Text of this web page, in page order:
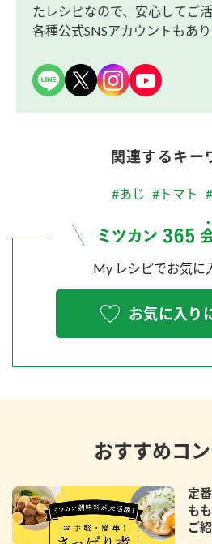
たレシピなので、安心してご
各種公式SNSアカウントもあり
関連するキー
#あじ #トマト
My レシピでお気に
お気に入り
おすすめコ
定
も
ご紹